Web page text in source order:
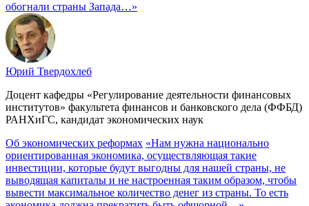
обогнали страны Запада…»
Юрий Твердохлеб
Доцент кафедры «Регулирование деятельности финансовых
институтов» факультета финансов и банковского дела (ФФБД)
РАНХиГС, кандидат экономических наук
Об экономических реформах «Нам нужна национально
ориентированная экономика, осуществляющая такие
инвестиции, которые будут выгодны для нашей страны, не
выводящая капиталы и не настроенная таким образом, чтобы
вывести максимальное количество денег из страны. То есть